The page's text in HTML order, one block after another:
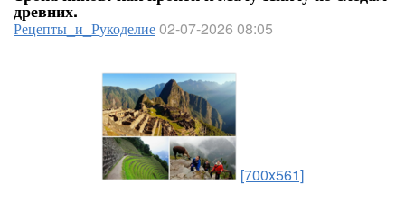
древних.
Рецепты_и_Рукоделие02-07-2026 08:05
[700x561]